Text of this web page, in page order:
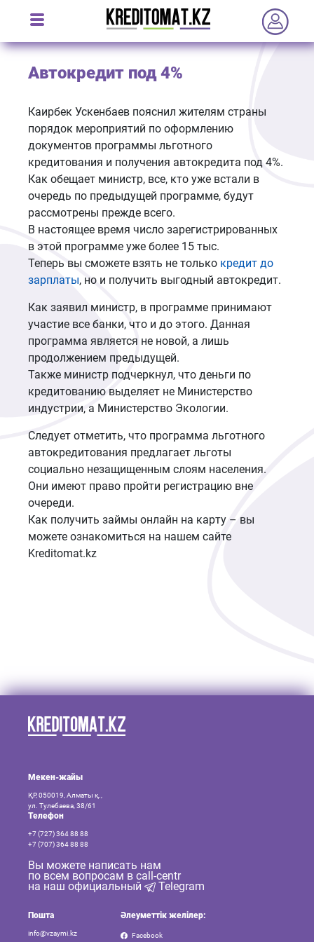
Автокредит под 4%
Каирбек Ускенбаев пояснил жителям страны
порядок мероприятий по оформлению
документов программы льготного
кредитования и получения автокредита под 4%.
Как обещает министр, все, кто уже встали в
очередь по предыдущей программе, будут
рассмотрены прежде всего.
В настоящее время число зарегистрированных
в этой программе уже более 15 тыс.
Теперь вы сможете взять не только кредит до
зарплаты, но и получить выгодный автокредит.
Как заявил министр, в программе принимают
участие все банки, что и до этого. Данная
программа является не новой, а лишь
продолжением предыдущей.
Также министр подчеркнул, что деньги по
кредитованию выделяет не Министерство
индустрии, а Министерство Экологии.
Следует отметить, что программа льготного
автокредитования предлагает льготы
социально незащищенным слоям населения.
Они имеют право пройти регистрацию вне
очереди.
Как получить займы онлайн на карту – вы
можете ознакомиться на нашем сайте
Kreditomat.kz
Мекен-жайы
ҚР, 050019, Алматы қ.,
ул. Тулебаева, 38/61
Телефон
+7 (727) 364 88 88
+7 (707) 364 88 88
Вы можете написать нам
по всем вопросам в call-centr
на наш официальный Telegram
Пошта
info@vzaymi.kz
Әлеуметтік желілер:
Facebook